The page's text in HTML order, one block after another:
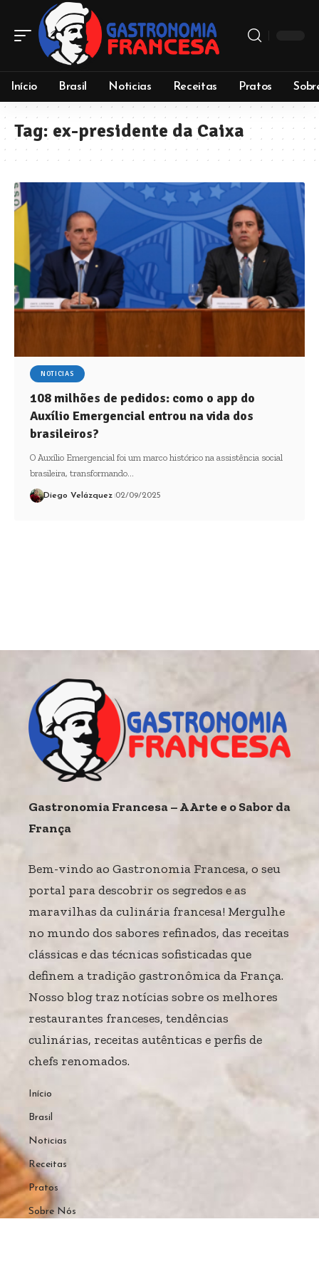
Início Brasil Noticias Receitas Pratos
Tag: ex-presidente da Caixa
NOTICIAS
108 milhões de pedidos: como o app do
Auxílio Emergencial entrou na vida dos
brasileiros?
O Auxílio Emergencial foi um marco histórico na assistência social
brasileira, transformando…
Diego Velázquez 02/09/2025
Gastronomia Francesa – A Arte e o Sabor da
França
Bem-vindo ao Gastronomia Francesa, o seu
portal para descobrir os segredos e as
maravilhas da culinária francesa! Mergulhe
no mundo dos sabores refinados, das receitas
clássicas e das técnicas sofisticadas que
definem a tradição gastronômica da França.
Nosso blog traz notícias sobre os melhores
restaurantes franceses, tendências
culinárias, receitas autênticas e perfis de
chefs renomados.
Início
Brasil
Noticias
Receitas
Pratos
Sobre Nós